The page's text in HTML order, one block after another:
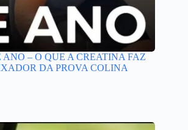
ANO – O QUE A CREATINA FAZ
DA PROVA COLINA